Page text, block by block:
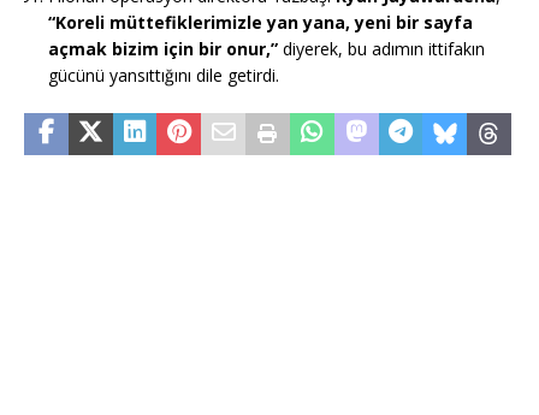
“Koreli müttefiklerimizle yan yana, yeni bir sayfa
açmak bizim için bir onur,” diyerek, bu adımın ittifakın
gücünü yansıttığını dile getirdi.